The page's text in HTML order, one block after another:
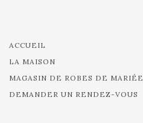
ACCUEIL
LA MAISON
MAGASIN DE ROBES DE MARIÉE
DEMANDER UN RENDEZ-VOUS